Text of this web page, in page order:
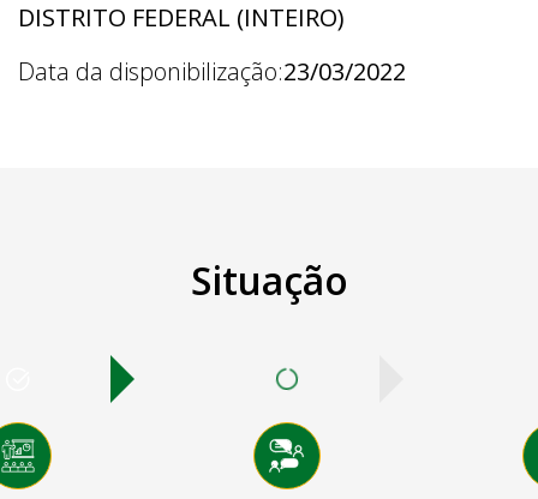
DISTRITO FEDERAL (INTEIRO)
Data da disponibilização:23/03/2022
Situação